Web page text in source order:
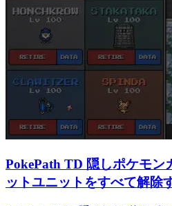
PokePath TD 隠しポケモン
ットユニットをすべて解除